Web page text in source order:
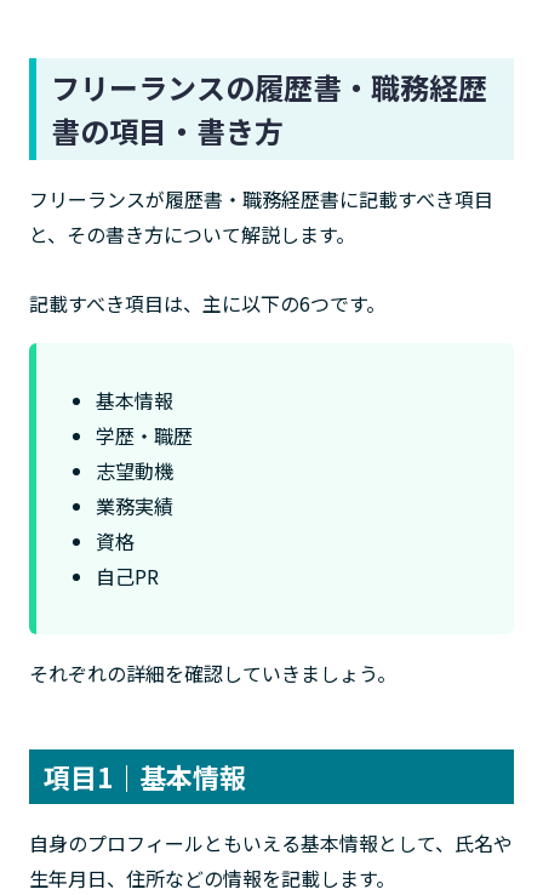
フリーランスの履歴書・職務経歴
書の項目・書き方
フリーランスが履歴書・職務経歴書に記載すべき項目
と、その書き方について解説します。
記載すべき項目は、主に以下の6つです。
基本情報
学歴・職歴
志望動機
業務実績
資格
自己PR
それぞれの詳細を確認していきましょう。
項目1｜基本情報
自身のプロフィールともいえる基本情報として、氏名や
生年月日、住所などの情報を記載します。